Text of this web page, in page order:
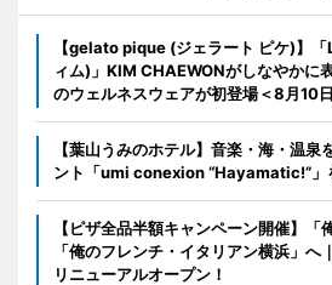
【gelato pique (ジェラート ピケ)】
ィム)」KIM CHAEWONがしなやかに
のウェルネスウェアが初登場＜8月10
【葉山うみのホテル】音楽・海・温泉
ント「umi conexion “Hayamatic!”」
【ピザ全品半額キャンペーン開催】「
「俺のフレンチ・イタリアン横浜」へ
リニューアルオープン！